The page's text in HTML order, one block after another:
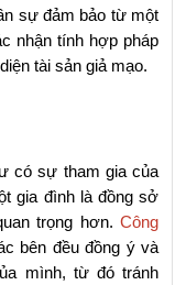
sự đảm bảo từ một
nhận tính hợp pháp
tài sản giả mạo.
có sự tham gia của
gia đình là đồng sở
trọng hơn. Công
bên đều đồng ý và
mình, từ đó tránh